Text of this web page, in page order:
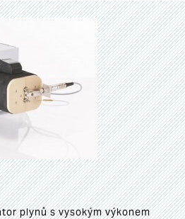
plynů s vysokým výkonem